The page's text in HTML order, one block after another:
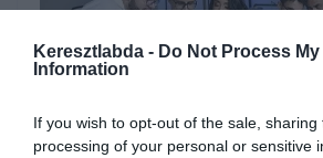
Keresztlabda - Do Not Process My
Information
If you wish to opt-out of the sale,
processing of your personal or sensitive